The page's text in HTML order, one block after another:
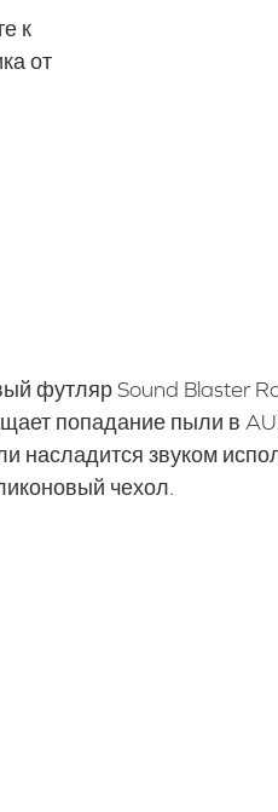
к
от
футляр Sound Blaster
попадание пыли в
насладится звуком
чехол.